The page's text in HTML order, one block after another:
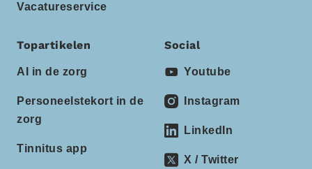
Vacatureservice
Topartikelen
AI in de zorg
Personeelstekort in de
zorg
Tinnitus app
Social
Youtube
Instagram
LinkedIn
X / Twitter